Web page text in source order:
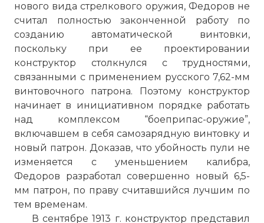
нового вида стрелкового оружия, Федоров не
считал полностью законченной работу по
созданию автоматической винтовки,
поскольку при ее проектировании
конструктор столкнулся с трудностями,
связанными с применением русского 7,62-мм
винтовочного патрона. Поэтому конструктор
начинает в инициативном порядке работать
над комплексом “боеприпас-оружие”,
включавшем в себя самозарядную винтовку и
новый патрон. Доказав, что убойность пули не
изменяется с уменьшением калибра,
Федоров разработал совершенно новый 6,5-
мм патрон, по праву считавшийся лучшим по
тем временам.
В сентябре 1913 г. конструктор представил